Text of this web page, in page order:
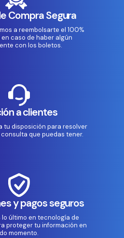
Compra Segura
a reembolsarte el 100%
caso de haber algún
con los boletos.
a clientes
tu disposición para resolver
que puedas tener.
y pagos seguros
lo último en tecnología de
proteger tu información en
momento.